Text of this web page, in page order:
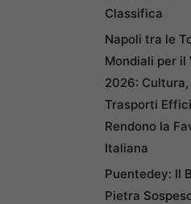
Classifica
Napoli tra le
Mondiali per il
2026: Cultura,
Trasporti
Rendono la
Italiana
Puentedey: Il
Pietra